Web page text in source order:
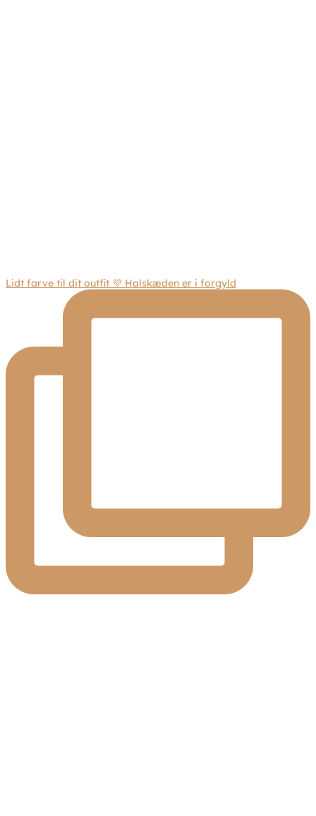
Lidt farve til dit outfit 💜 Halskæden er i forgyld